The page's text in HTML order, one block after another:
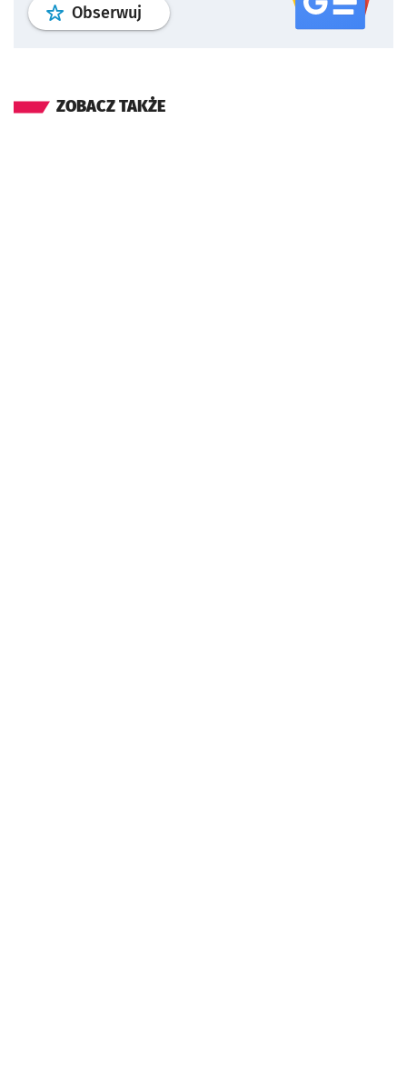
Obserwuj profil serwisu
ZOBACZ TAKŻE